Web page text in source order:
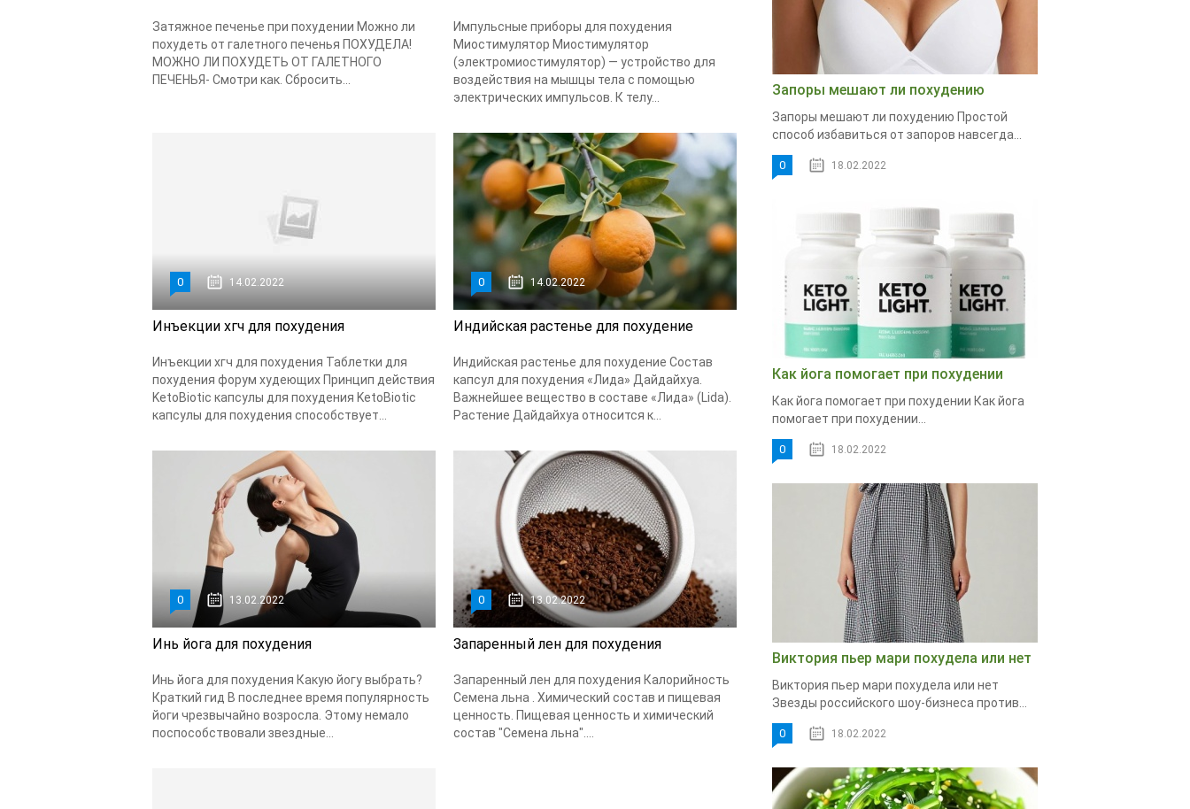
Затяжное печенье при похудении Можно ли
похудеть от галетного печенья ПОХУДЕЛА!
МОЖНО ЛИ ПОХУДЕТЬ ОТ ГАЛЕТНОГО
ПЕЧЕНЬЯ- Смотри как. Сбросить...
Импульсные приборы для похудения
Миостимулятор Миостимулятор
(электромиостимулятор) — устройство для
воздействия на мышцы тела с помощью
электрических импульсов. К телу...
0 14.02.2022
Инъекции хгч для похудения
Инъекции хгч для похудения Таблетки для
похудения форум худеющих Принцип действия
KetoBiotic капсулы для похудения KetoBiotic
капсулы для похудения способствует...
0 14.02.2022
Индийская растенье для похудение
Индийская растенье для похудение Состав
капсул для похудения «Лида» Дайдайхуа.
Важнейшее вещество в составе «Лида» (Lida).
Растение Дайдайхуа относится к...
0 13.02.2022
Инь йога для похудения
Инь йога для похудения Какую йогу выбрать?
Краткий гид В последнее время популярность
йоги чрезвычайно возросла. Этому немало
поспособствовали звездные...
0 13.02.2022
Запаренный лен для похудения
Запаренный лен для похудения Калорийность
Семена льна . Химический состав и пищевая
ценность. Пищевая ценность и химический
состав "Семена льна"....
Запоры мешают ли похудению
Запоры мешают ли похудению Простой
способ избавиться от запоров навсегда...
0 18.02.2022
Как йога помогает при похудении
Как йога помогает при похудении Как йога
помогает при похудении...
0 18.02.2022
Виктория пьер мари похудела или нет
Виктория пьер мари похудела или нет
Звезды российского шоу-бизнеса против...
0 18.02.2022